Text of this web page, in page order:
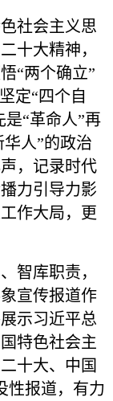
社会主义思
十大精神，
“两个确立”
定“四个自
是“革命人”再
华人”的政治
，记录时代
力引导力影
作大局，更
智库职责，
宣传报道作
示习近平总
特色社会主
十大、中国
性报道，有力